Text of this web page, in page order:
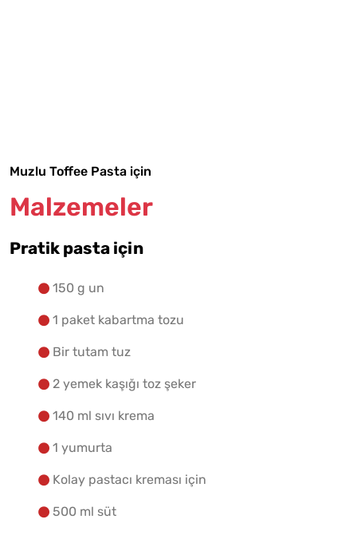
Muzlu Toffee Pasta için
Malzemeler
Pratik pasta için
150 g un
1 paket kabartma tozu
Bir tutam tuz
2 yemek kaşığı toz şeker
140 ml sıvı krema
1 yumurta
Kolay pastacı kreması için
500 ml süt